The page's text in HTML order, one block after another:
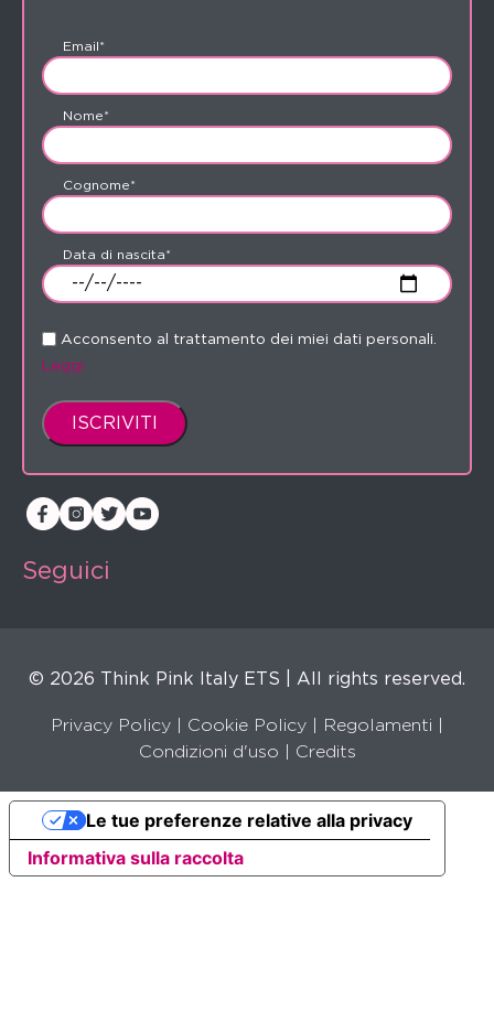
Email*
Nome*
Cognome*
Data di nascita*
Acconsento al trattamento dei miei dati personali.
Leggi
Seguici
© 2026 Think Pink Italy ETS | All rights reserved.
Privacy Policy | Cookie Policy | Regolamenti |
Condizioni d'uso | Credits
Informativa sulla raccolta
Le tue preferenze relative alla privacy